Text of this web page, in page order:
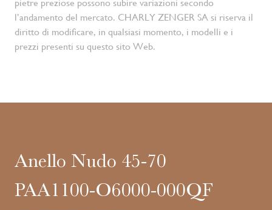
pietre preziose possono subire variazioni secondo
l’andamento del mercato. CHARLY ZENGER SA si riserva il
diritto di modificare, in qualsiasi momento, i modelli e i
prezzi presenti su questo sito Web.
Anello Nudo 45-70
PAA1100-O6000-000QF